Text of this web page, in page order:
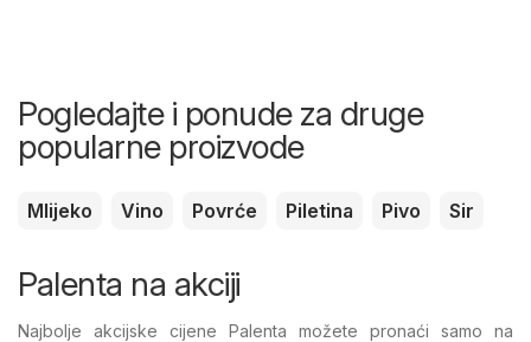
Pogledajte i ponude za druge
popularne proizvode
Mlijeko Vino Povrće Piletina Pivo Sir
Palenta na akciji
Najbolje akcijske cijene Palenta možete pronaći samo na